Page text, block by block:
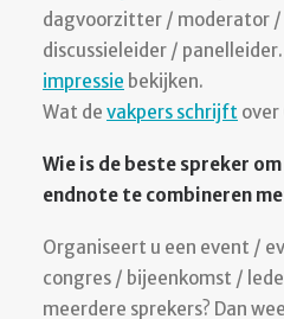
dagvoorzitter / moderator
discussieleider /
impressie bekijken.
Wat de vakpers schrijft over
Wie is de beste spreker
endnote te combineren
Organiseert u een event /
congres / bijeenkomst /
meerdere sprekers? Dan